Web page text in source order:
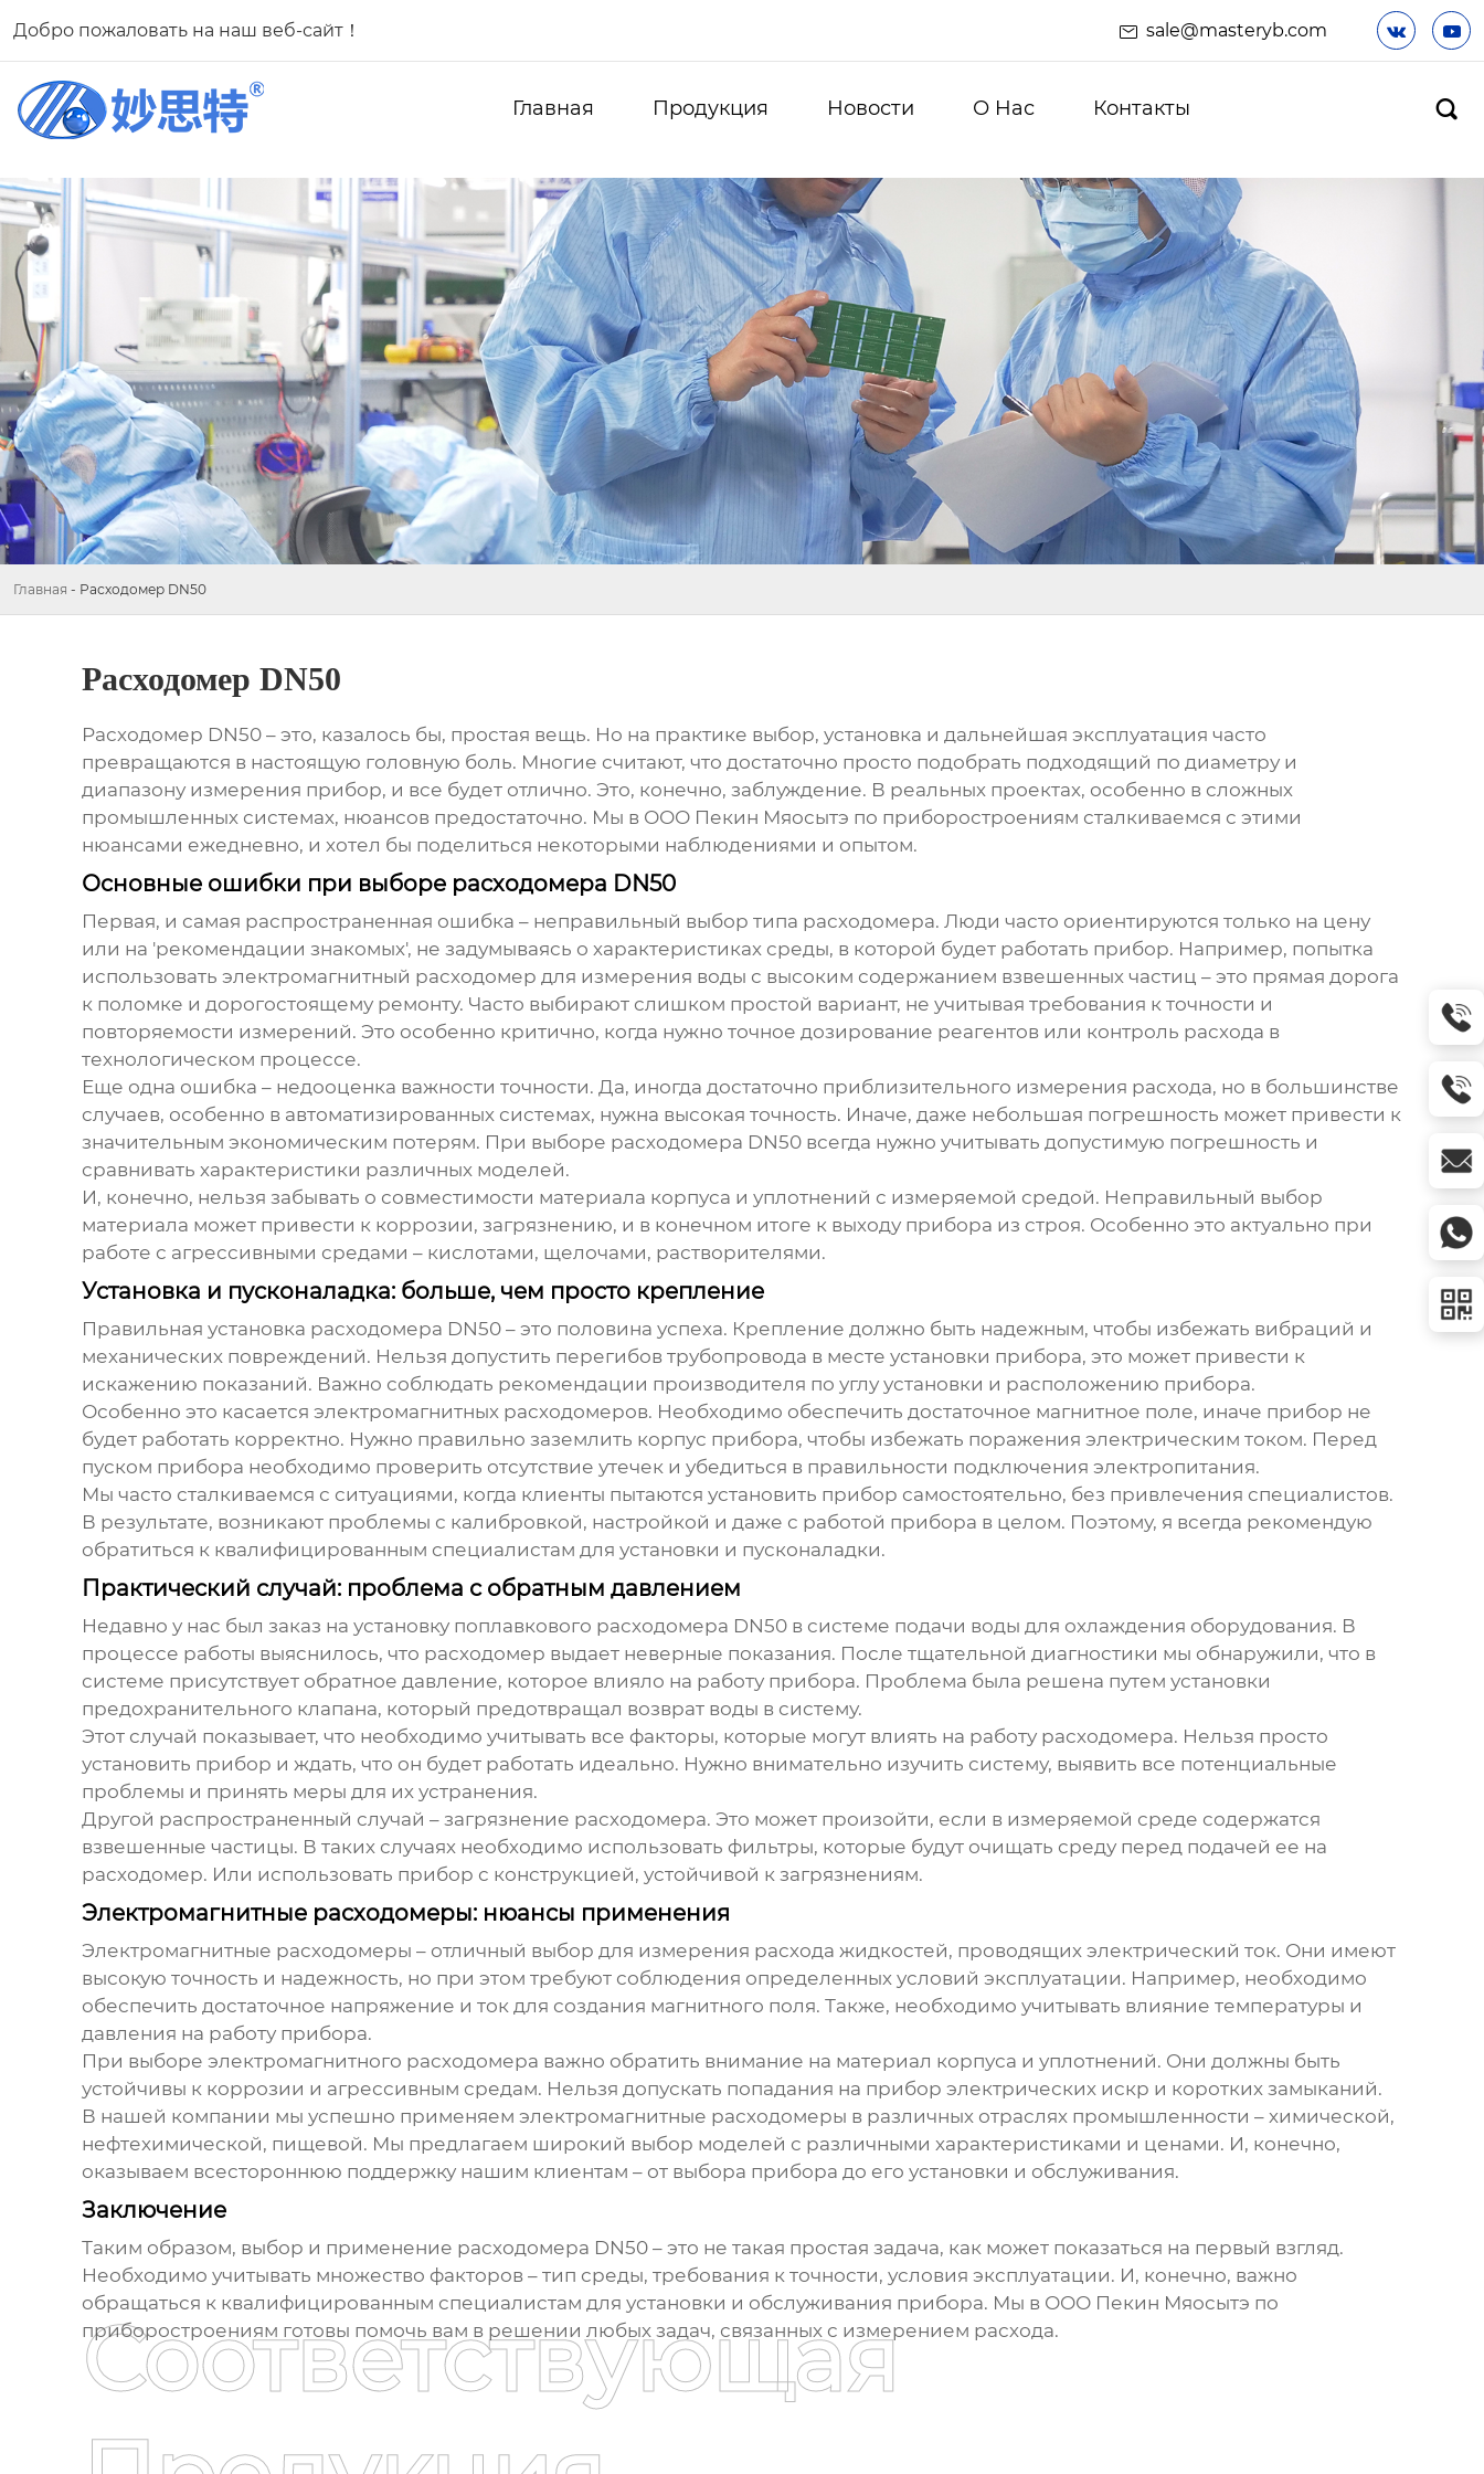
Добро пожаловать на наш веб-сайт！ sale@masteryb.com  
Главная Продукция Новости О Hас Контакты 
Главная - Расходомер DN50
Расходомер DN50
Расходомер DN50– это, казалось бы, простая вещь. Но на практике выбор, установка и дальнейшая эксплуатация часто
превращаются в настоящую головную боль. Многие считают, что достаточно просто подобрать подходящий по диаметру и
диапазону измерения прибор, и все будет отлично. Это, конечно, заблуждение. В реальных проектах, особенно в сложных
промышленных системах, нюансов предостаточно. Мы в ООО Пекин Мяосытэ по приборостроениям сталкиваемся с этими
нюансами ежедневно, и хотел бы поделиться некоторыми наблюдениями и опытом.
Основные ошибки при выборе расходомера DN50
Первая, и самая распространенная ошибка – неправильный выбор типа расходомера. Люди часто ориентируются только на цену
или на 'рекомендации знакомых', не задумываясь о характеристиках среды, в которой будет работать прибор. Например, попытка
использовать электромагнитный расходомер для измерения воды с высоким содержанием взвешенных частиц – это прямая дорога
к поломке и дорогостоящему ремонту. Часто выбирают слишком простой вариант, не учитывая требования к точности и
повторяемости измерений. Это особенно критично, когда нужно точное дозирование реагентов или контроль расхода в
технологическом процессе.
Еще одна ошибка – недооценка важности точности. Да, иногда достаточно приблизительного измерения расхода, но в большинстве
случаев, особенно в автоматизированных системах, нужна высокая точность. Иначе, даже небольшая погрешность может привести к
значительным экономическим потерям. При выборе расходомера DN50всегда нужно учитывать допустимую погрешность и
сравнивать характеристики различных моделей.
И, конечно, нельзя забывать о совместимости материала корпуса и уплотнений с измеряемой средой. Неправильный выбор
материала может привести к коррозии, загрязнению, и в конечном итоге к выходу прибора из строя. Особенно это актуально при
работе с агрессивными средами – кислотами, щелочами, растворителями.
Установка и пусконаладка: больше, чем просто крепление
Правильная установка расходомера DN50– это половина успеха. Крепление должно быть надежным, чтобы избежать вибраций и
механических повреждений. Нельзя допустить перегибов трубопровода в месте установки прибора, это может привести к
искажению показаний. Важно соблюдать рекомендации производителя по углу установки и расположению прибора.
Особенно это касается электромагнитных расходомеров. Необходимо обеспечить достаточное магнитное поле, иначе прибор не
будет работать корректно. Нужно правильно заземлить корпус прибора, чтобы избежать поражения электрическим током. Перед
пуском прибора необходимо проверить отсутствие утечек и убедиться в правильности подключения электропитания.
Мы часто сталкиваемся с ситуациями, когда клиенты пытаются установить прибор самостоятельно, без привлечения специалистов.
В результате, возникают проблемы с калибровкой, настройкой и даже с работой прибора в целом. Поэтому, я всегда рекомендую
обратиться к квалифицированным специалистам для установки и пусконаладки.
Практический случай: проблема с обратным давлением
Недавно у нас был заказ на установку поплавкового расходомера DN50в системе подачи воды для охлаждения оборудования. В
процессе работы выяснилось, что расходомер выдает неверные показания. После тщательной диагностики мы обнаружили, что в
системе присутствует обратное давление, которое влияло на работу прибора. Проблема была решена путем установки
предохранительного клапана, который предотвращал возврат воды в систему.
Этот случай показывает, что необходимо учитывать все факторы, которые могут влиять на работу расходомера. Нельзя просто
установить прибор и ждать, что он будет работать идеально. Нужно внимательно изучить систему, выявить все потенциальные
проблемы и принять меры для их устранения.
Другой распространенный случай – загрязнение расходомера. Это может произойти, если в измеряемой среде содержатся
взвешенные частицы. В таких случаях необходимо использовать фильтры, которые будут очищать среду перед подачей ее на
расходомер. Или использовать прибор с конструкцией, устойчивой к загрязнениям.
Электромагнитные расходомеры: нюансы применения
Электромагнитные расходомеры – отличный выбор для измерения расхода жидкостей, проводящих электрический ток. Они имеют
высокую точность и надежность, но при этом требуют соблюдения определенных условий эксплуатации. Например, необходимо
обеспечить достаточное напряжение и ток для создания магнитного поля. Также, необходимо учитывать влияние температуры и
давления на работу прибора.
При выборе электромагнитного расходомера важно обратить внимание на материал корпуса и уплотнений. Они должны быть
устойчивы к коррозии и агрессивным средам. Нельзя допускать попадания на прибор электрических искр и коротких замыканий.
В нашей компании мы успешно применяем электромагнитные расходомеры в различных отраслях промышленности – химической,
нефтехимической, пищевой. Мы предлагаем широкий выбор моделей с различными характеристиками и ценами. И, конечно,
оказываем всестороннюю поддержку нашим клиентам – от выбора прибора до его установки и обслуживания.
Заключение
Таким образом, выбор и применение расходомера DN50– это не такая простая задача, как может показаться на первый взгляд.
Необходимо учитывать множество факторов – тип среды, требования к точности, условия эксплуатации. И, конечно, важно
обращаться к квалифицированным специалистам для установки и обслуживания прибора. Мы в ООО Пекин Мяосытэ по
приборостроениям готовы помочь вам в решении любых задач, связанных с измерением расхода.
Соответствующая